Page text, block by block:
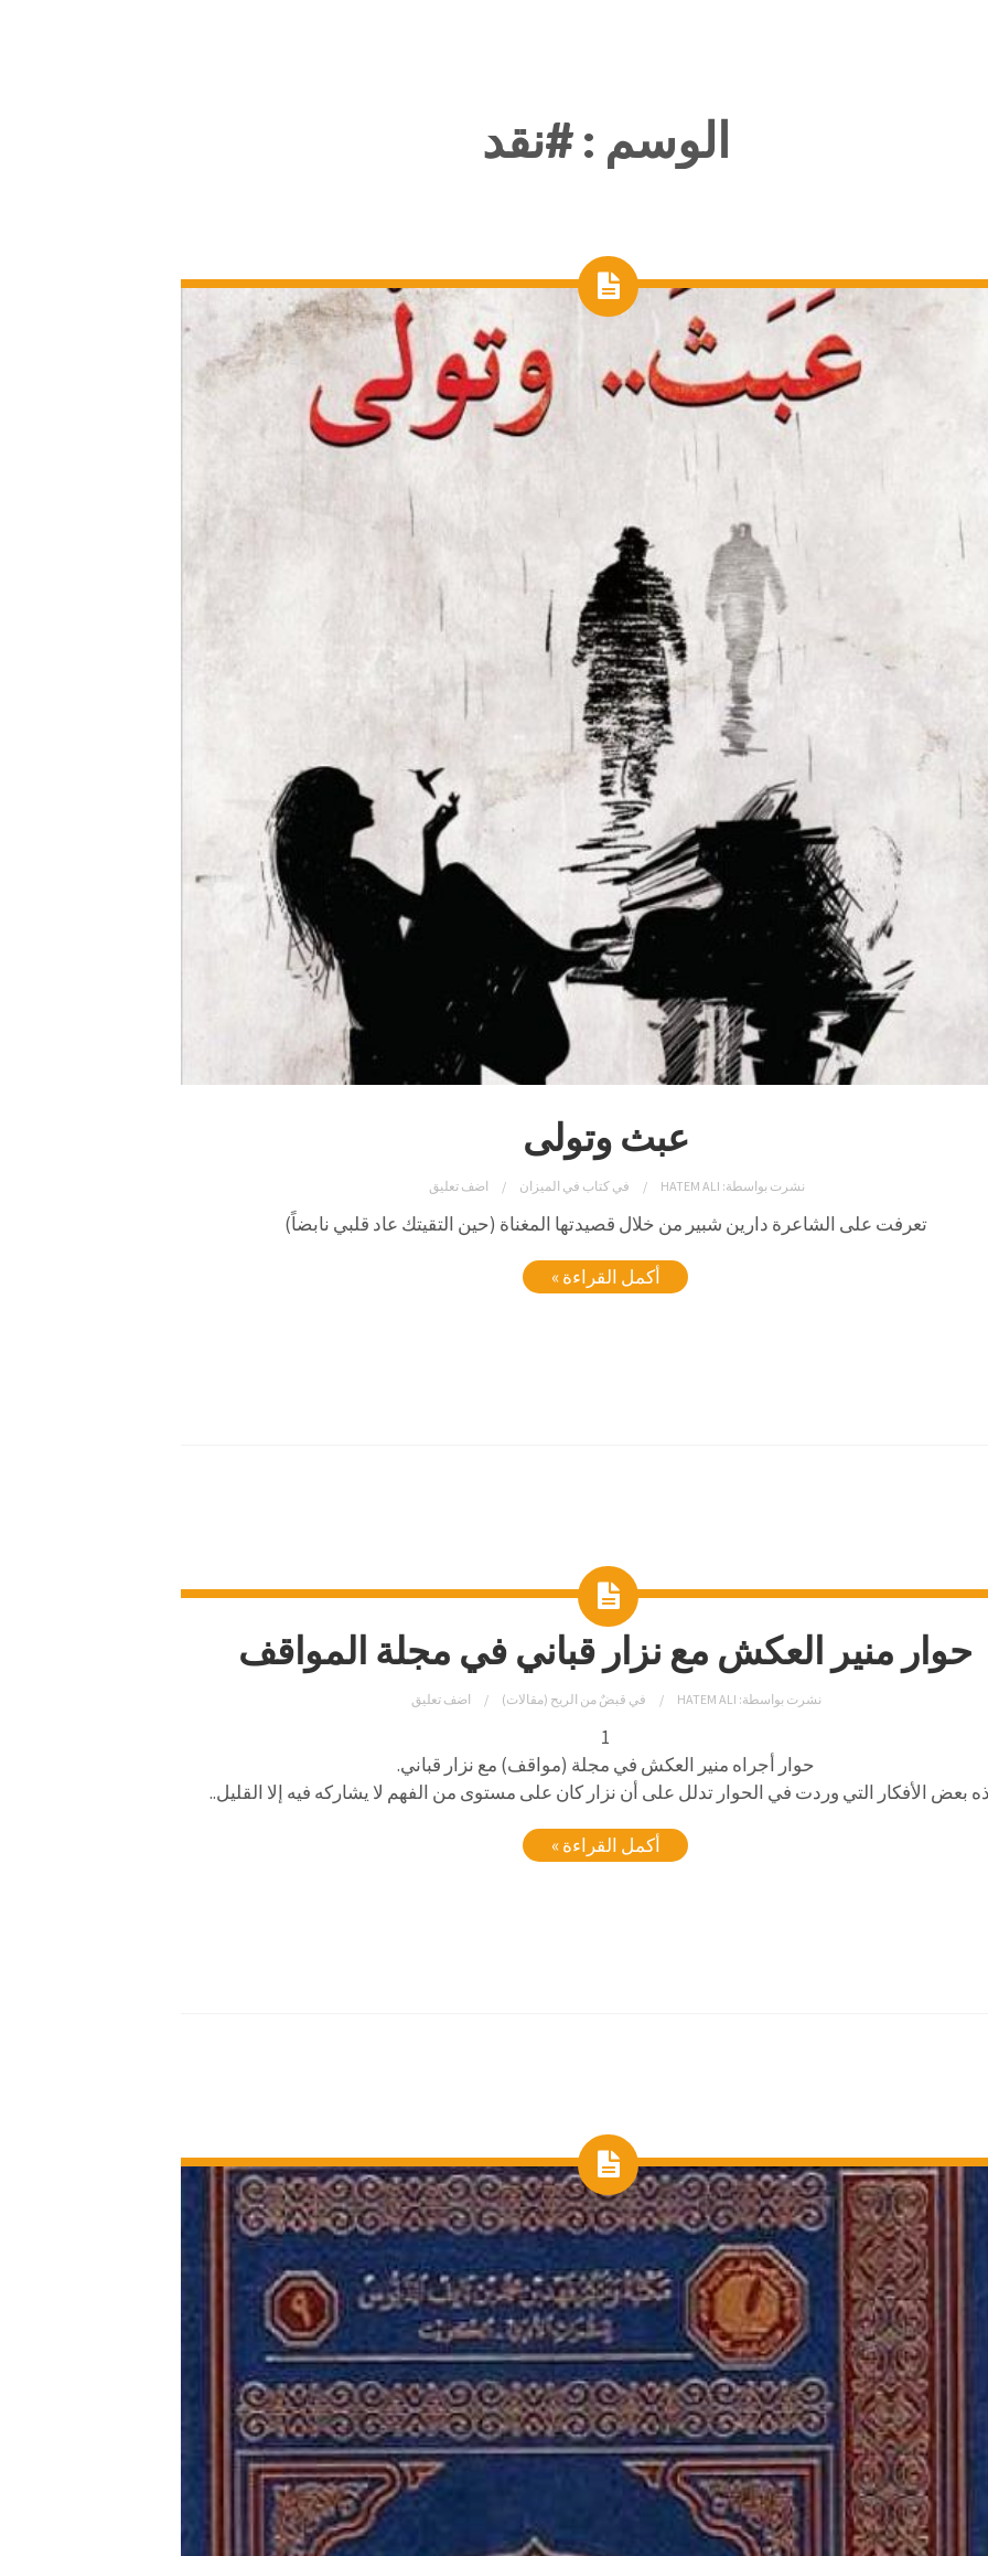
الوسم :#نقد
عبث وتولى
نشرت بواسطة: HATEM ALI فيكتاب في الميزان اضف تعليق
تعرفت على الشاعرة دارين شبير من خلال قصيدتها المغناة (حين التقيتك عاد قلبي نابضاً)
أكمل القراءة »
حوار منير العكش مع نزار قباني في مجلة المواقف
نشرت بواسطة: HATEM ALI في قبضٌ من الريح (مقالات) اضف تعليق
1
حوار أجراه منير العكش في مجلة (مواقف) مع نزار قباني.
بعض الأفكار التي وردت في الحوار تدلل على أن نزار كان على مستوى من الفهم لا يشاركه فيه إلا القليل..
أكمل القراءة »